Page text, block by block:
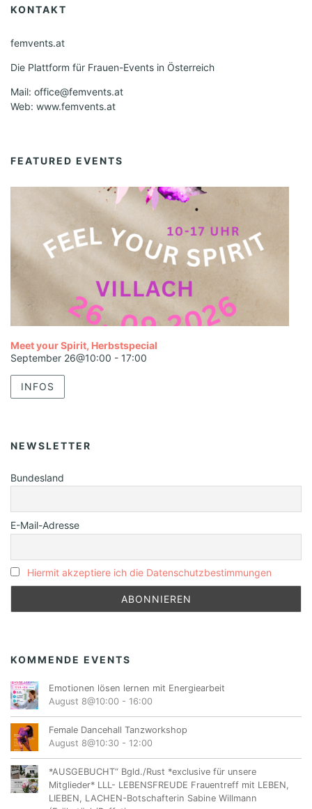
KONTAKT
femvents.at
Die Plattform für Frauen-Events in Österreich
Mail: office@femvents.at
Web: www.femvents.at
FEATURED EVENTS
Meet your Spirit, Herbstspecial
September 26@10:00 - 17:00
INFOS
NEWSLETTER
Bundesland
E-Mail-Adresse
Hiermit akzeptiere ich die Datenschutzbestimmungen
KOMMENDE EVENTS
Emotionen lösen lernen mit Energiearbeit
August 8@10:00 - 16:00
Female Dancehall Tanzworkshop
August 8@10:30 - 12:00
*AUSGEBUCHT“ Bgld./Rust *exclusive für unsere
Mitglieder* LLL- LEBENSFREUDE Frauentreff mit LEBEN,
LIEBEN, LACHEN-Botschafterin Sabine Willmann